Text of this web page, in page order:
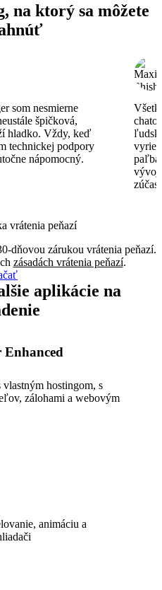
na ktorý sa môžete
som nesmierne
špičková,
hladko. Vždy, keď
technickej podpory
nápomocný.
vrátenia peňazí
dňovou zárukou vrátenia peňazí.
zásadách vrátenia peňazí.
aplikácie na
Enhanced
hostingom, s
zálohami a webovým
animáciu a